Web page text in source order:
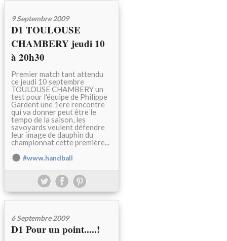
9 Septembre 2009
D1 TOULOUSE
CHAMBERY jeudi 10
à 20h30
Premier match tant attendu
ce jeudi 10 septembre
TOULOUSE CHAMBERY un
test pour l'équipe de Philippe
Gardent une 1ere rencontre
qui va donner peut être le
tempo de la saison, les
savoyards veulent défendre
leur image de dauphin du
championnat cette première...
#www.handball
6 Septembre 2009
D1 Pour un point.....!